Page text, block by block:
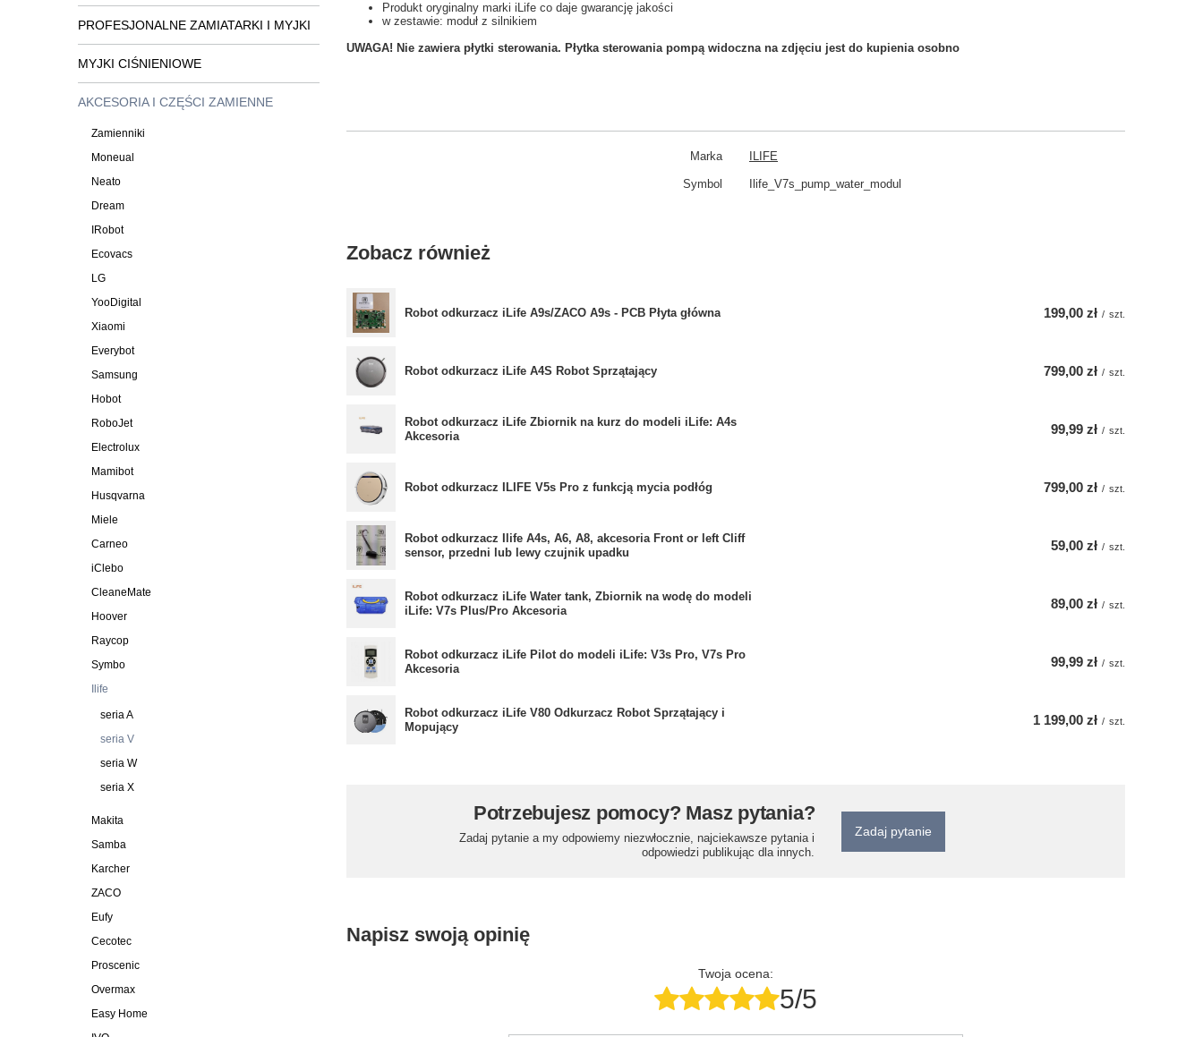
PROFESJONALNE ZAMIATARKI I MYJKI
MYJKI CIŚNIENIOWE
AKCESORIA I CZĘŚCI ZAMIENNE
Zamienniki
Moneual
Neato
Dream
IRobot
Ecovacs
LG
YooDigital
Xiaomi
Everybot
Samsung
Hobot
RoboJet
Electrolux
Mamibot
Husqvarna
Miele
Carneo
iClebo
CleaneMate
Hoover
Raycop
Symbo
Ilife
seria A
seria V
seria W
seria X
Makita
Samba
Karcher
ZACO
Eufy
Cecotec
Proscenic
Overmax
Easy Home
Produkt oryginalny marki iLife co daje gwarancję jakości
w zestawie: moduł z silnikiem
UWAGA! Nie zawiera płytki sterowania. Płytka sterowania pompą widoczna na zdjęciu jest do kupienia osobno
Marka ILIFE
Symbol Ilife_V7s_pump_water_modul
Zobacz również
Robot odkurzacz iLife A9s/ZACO A9s - PCB Płyta główna 199,00 zł / szt.
Robot odkurzacz iLife A4S Robot Sprzątający 799,00 zł / szt.
Robot odkurzacz iLife Zbiornik na kurz do modeli iLife: A4s
Akcesoria
99,99 zł / szt.
Robot odkurzacz ILIFE V5s Pro z funkcją mycia podłóg 799,00 zł / szt.
Robot odkurzacz Ilife A4s, A6, A8, akcesoria Front or left Cliff
sensor, przedni lub lewy czujnik upadku
59,00 zł / szt.
Robot odkurzacz iLife Water tank, Zbiornik na wodę do modeli
iLife: V7s Plus/Pro Akcesoria
89,00 zł / szt.
Robot odkurzacz iLife Pilot do modeli iLife: V3s Pro, V7s Pro
Akcesoria
99,99 zł / szt.
Robot odkurzacz iLife V80 Odkurzacz Robot Sprzątający i
Mopujący
1 199,00 zł / szt.
Potrzebujesz pomocy? Masz pytania?
Zadaj pytanie a my odpowiemy niezwłocznie, najciekawsze pytania i
odpowiedzi publikując dla innych.
Zadaj pytanie
Napisz swoją opinię
Twoja ocena:
5/5